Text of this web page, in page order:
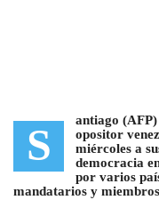
S antiago
opositor
miércoles a
democracia
por varios
mandatarios y